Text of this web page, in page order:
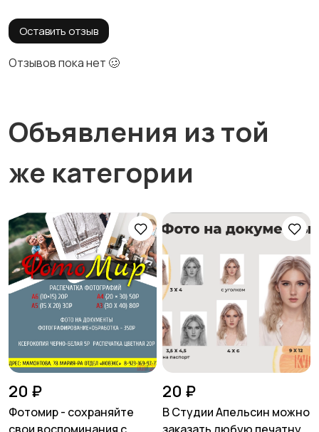
Оставить отзыв
Отзывов пока нет 🥴
Объявления из той
же категории
20 ₽
Фотомир - сохраняйте
20 ₽
В Студии Апельсин можно